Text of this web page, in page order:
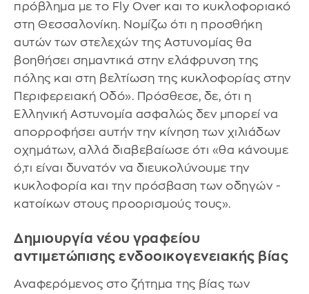
πρόβλημα με το Fly Over και το κυκλοφοριακό
στη Θεσσαλονίκη. Νομίζω ότι η προσθήκη
αυτών των στελεχών της Αστυνομίας θα
βοηθήσει σημαντικά στην ελάφρυνση της
πόλης και στη βελτίωση της κυκλοφορίας στην
Περιφερειακή Οδό». Πρόσθεσε, δε, ότι η
Ελληνική Αστυνομία ασφαλώς δεν μπορεί να
απορροφήσει αυτήν την κίνηση των χιλιάδων
οχημάτων, αλλά διαβεβαίωσε ότι «θα κάνουμε
ό,τι είναι δυνατόν να διευκολύνουμε την
κυκλοφορία και την πρόσβαση των οδηγών -
κατοίκων στους προορισμούς τους».
Δημιουργία νέου γραφείου
αντιμετώπισης ενδοοικογενειακής βίας
Αναφερόμενος στο ζήτημα της βίας των